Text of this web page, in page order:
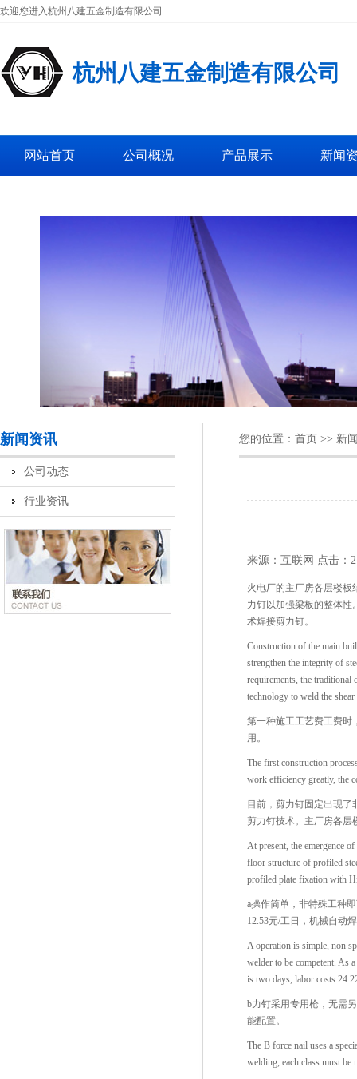
欢迎您进入杭州八建五金制造有限公司
杭州八建五金制造有限公司
网站首页 公司概况 产品展示 新闻
新闻资讯
公司动态
行业资讯
您的位置： 首页 >> 新
来源：互联网 点击：
火电厂的主厂房各层楼板
力钉以加强梁板的整体性
术焊接剪力钉。
Construction of the main
strengthen the integrity of
requirements, the traditional
technology to weld the
第一种施工工艺费工费时
用。
The first construction
work efficiency greatly, the
目前，剪力钉固定出现
剪力钉技术。主厂房各层
At present, the emergence
floor structure of profiled
profiled plate fixation with
a操作简单，非特殊工种
12.53元/工日，机械自动
A operation is simple, non
welder to be competent. As
is two days, labor costs
b力钉采用专用枪，无需
能配置。
The B force nail uses a
welding, each class must